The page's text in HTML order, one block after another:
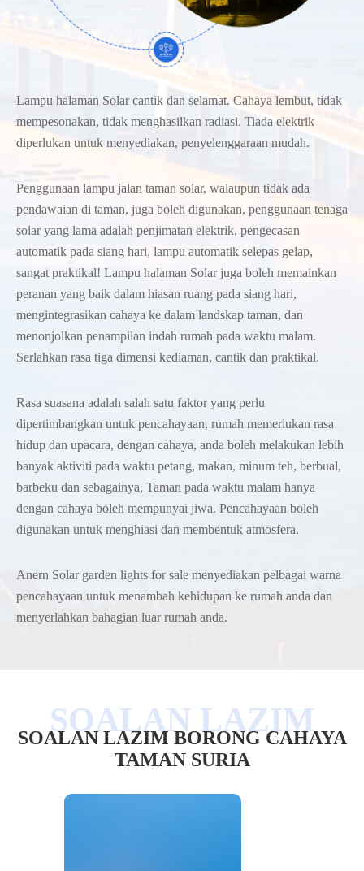
Lampu halaman Solar cantik dan selamat. Cahaya lembut, tidak
mempesonakan, tidak menghasilkan radiasi. Tiada elektrik
diperlukan untuk menyediakan, penyelenggaraan mudah.
Penggunaan lampu jalan taman solar, walaupun tidak ada
pendawaian di taman, juga boleh digunakan, penggunaan tenaga
solar yang lama adalah penjimatan elektrik, pengecasan
automatik pada siang hari, lampu automatik selepas gelap,
sangat praktikal! Lampu halaman Solar juga boleh memainkan
peranan yang baik dalam hiasan ruang pada siang hari,
mengintegrasikan cahaya ke dalam landskap taman, dan
menonjolkan penampilan indah rumah pada waktu malam.
Serlahkan rasa tiga dimensi kediaman, cantik dan praktikal.
Rasa suasana adalah salah satu faktor yang perlu
dipertimbangkan untuk pencahayaan, rumah memerlukan rasa
hidup dan upacara, dengan cahaya, anda boleh melakukan lebih
banyak aktiviti pada waktu petang, makan, minum teh, berbual,
barbeku dan sebagainya, Taman pada waktu malam hanya
dengan cahaya boleh mempunyai jiwa. Pencahayaan boleh
digunakan untuk menghiasi dan membentuk atmosfera.
Anern Solar garden lights for sale menyediakan pelbagai warna
pencahayaan untuk menambah kehidupan ke rumah anda dan
menyerlahkan bahagian luar rumah anda.
SOALAN LAZIM BORONG CAHAYA
TAMAN SURIA